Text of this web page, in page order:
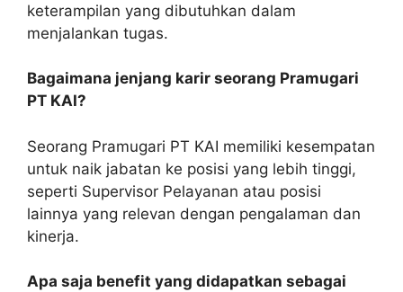
keterampilan yang dibutuhkan dalam
menjalankan tugas.
Bagaimana jenjang karir seorang Pramugari
PT KAI?
Seorang Pramugari PT KAI memiliki kesempatan
untuk naik jabatan ke posisi yang lebih tinggi,
seperti Supervisor Pelayanan atau posisi
lainnya yang relevan dengan pengalaman dan
kinerja.
Apa saja benefit yang didapatkan sebagai